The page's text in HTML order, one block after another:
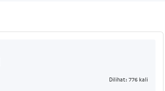
Dilihat: 776 kali